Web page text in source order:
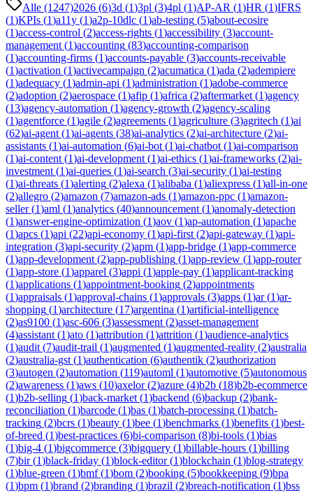
Alle (1247)2026 (6)3d (1)3pl (3)4pl (1)AP-AR (1)HR (1)IFRS
(1)KPIs (1)a11y (1)a2p-10dlc (1)ab-testing (5)about-ecosire
(1)access-control (2)access-rights (1)accessibility (3)account-
management (1)accounting (83)accounting-comparison
(1)accounting-firms (1)accounts-payable (3)accounts-receivable
(1)activation (1)activecampaign (2)acumatica (1)ada (2)adempiere
(1)adequacy (1)admin-api (1)administration (1)adobe-commerce
(2)adoption (2)aerospace (1)afip (1)africa (2)aftermarket (1)agency
(13)agency-automation (1)agency-growth (2)agency-scaling
(1)agentforce (1)agile (2)agreements (1)agriculture (3)agritech (1)ai
(62)ai-agent (1)ai-agents (38)ai-analytics (2)ai-architecture (2)ai-
assistants (1)ai-automation (6)ai-bot (1)ai-chatbot (1)ai-comparison
(1)ai-content (1)ai-development (1)ai-ethics (1)ai-frameworks (2)ai-
investment (1)ai-queries (1)ai-search (3)ai-security (1)ai-testing
(1)ai-threats (1)alerting (2)alexa (1)alibaba (1)aliexpress (1)all-in-one
(2)allegro (2)amazon (7)amazon-ads (1)amazon-ppc (1)amazon-
seller(1)aml (1)analytics (40)announcement (1)anomaly-detection
(1)answer-engine-optimization (1)aov (1)ap-automation (1)apache
(1)apcs (1)api (22)api-economy (1)api-first (2)api-gateway (1)api-
integration (3)api-security (2)apm (1)app-bridge (1)app-commerce
(1)app-development (2)app-publishing (1)app-review (1)app-router
(1)app-store (1)apparel (3)appi (1)apple-pay (1)applicant-tracking
(1)applications (1)appointment-booking (2)appointments
(1)appraisals (1)approval-chains (1)approvals (3)apps (1)ar(1)ar-
shopping (1)architecture (17)argentina (1)artificial-intelligence
(2)as9100 (1)asc-606 (3)assessment (2)asset-management
(4)assistant (1)ato (1)attribution (1)attrition (1)audience-analytics
(1)audit (7)audit-trail (1)augmented (1)augmented-reality (2)australia
(2)australia-gst (1)authentication (6)authentik (2)authorization
(3)autogen (2)automation (119)automl (1)automotive (5)autonomous
(2)awareness (1)aws (10)axelor(2)azure (4)b2b (18)b2b-ecommerce
(1)b2b-selling (1)back-market (1)backend (6)backup (2)bank-
reconciliation (1)barcode (1)bas (1)batch-processing (1)batch-
tracking (2)bcrs (1)beauty (1)bee (1)benchmarks (1)benefits (1)best-
of-breed (1)best-practices (6)bi-comparison (8)bi-tools (1)bias
(1)big-4 (1)bigcommerce (3)bigquery (1)billable-hours (1)billing
(7)bir(1)black-friday (1)block-editor(1)blockchain (1)blog-strategy
(1)blue-green (1)bmf(1)bom (2)booking (5)bookkeeping (9)bpa
(1)bpm (1)brand (2)branding (1)brazil (2)breach-notification (1)bss